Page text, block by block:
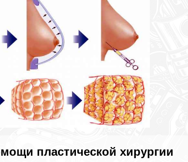
пластической хирургии